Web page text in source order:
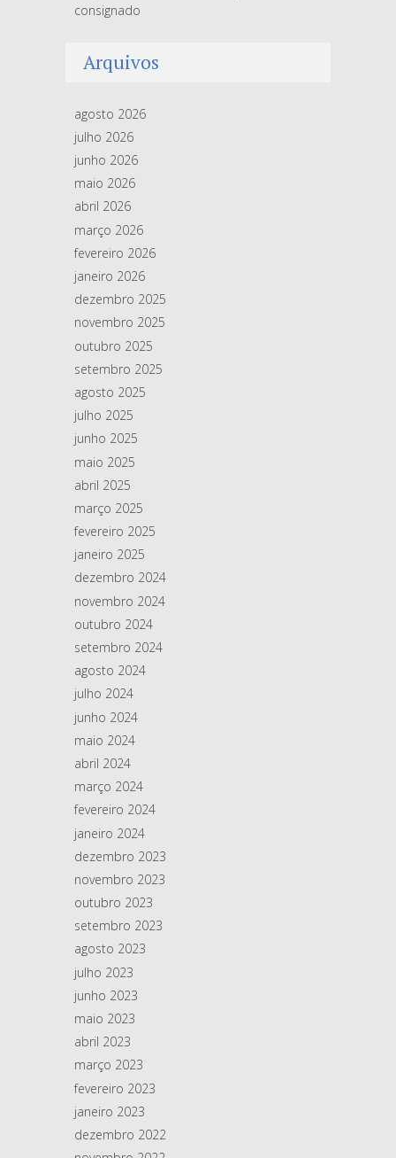
consignado
Arquivos
agosto 2026
julho 2026
junho 2026
maio 2026
abril 2026
março 2026
fevereiro 2026
janeiro 2026
dezembro 2025
novembro 2025
outubro 2025
setembro 2025
agosto 2025
julho 2025
junho 2025
maio 2025
abril 2025
março 2025
fevereiro 2025
janeiro 2025
dezembro 2024
novembro 2024
outubro 2024
setembro 2024
agosto 2024
julho 2024
junho 2024
maio 2024
abril 2024
março 2024
fevereiro 2024
janeiro 2024
dezembro 2023
novembro 2023
outubro 2023
setembro 2023
agosto 2023
julho 2023
junho 2023
maio 2023
abril 2023
março 2023
fevereiro 2023
janeiro 2023
dezembro 2022